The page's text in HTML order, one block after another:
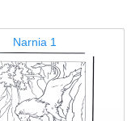
Narnia 1